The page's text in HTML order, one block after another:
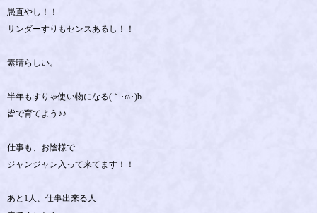
愚直やし！！
サンダーすりもセンスあるし！！
素晴らしい。
半年もすりゃ使い物になる(｀･ω･)b
皆で育てよう♪♪
仕事も、お陰様で
ジャンジャン入って来てます！！
あと1人、仕事出来る人